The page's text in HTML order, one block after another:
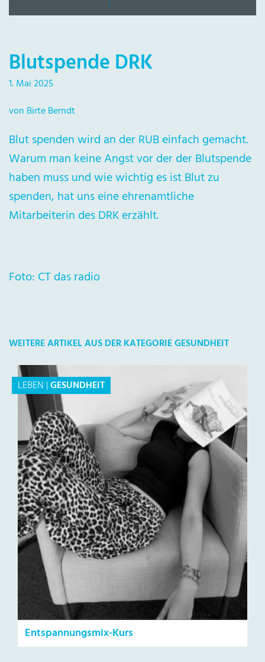
Blutspende DRK
1. Mai 2025
von Birte Berndt
Blut spenden wird an der RUB einfach gemacht.
Warum man keine Angst vor der der Blutspende
haben muss und wie wichtig es ist Blut zu
spenden, hat uns eine ehrenamtliche
Mitarbeiterin des DRK erzählt.
Foto: CT das radio
WEITERE ARTIKEL AUS DER KATEGORIE GESUNDHEIT
LEBEN |GESUNDHEIT
Entspannungsmix-Kurs